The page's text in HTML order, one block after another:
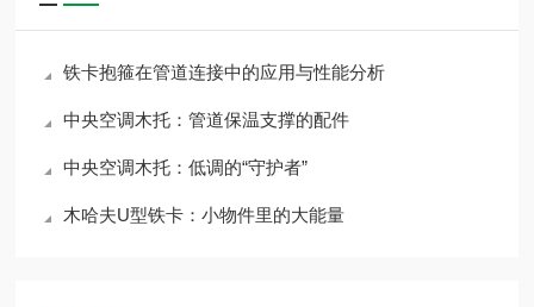
铁卡抱箍在管道连接中的应用与性能分析
中央空调木托：管道保温支撑的配件
中央空调木托：低调的“守护者”
木哈夫U型铁卡：小物件里的大能量